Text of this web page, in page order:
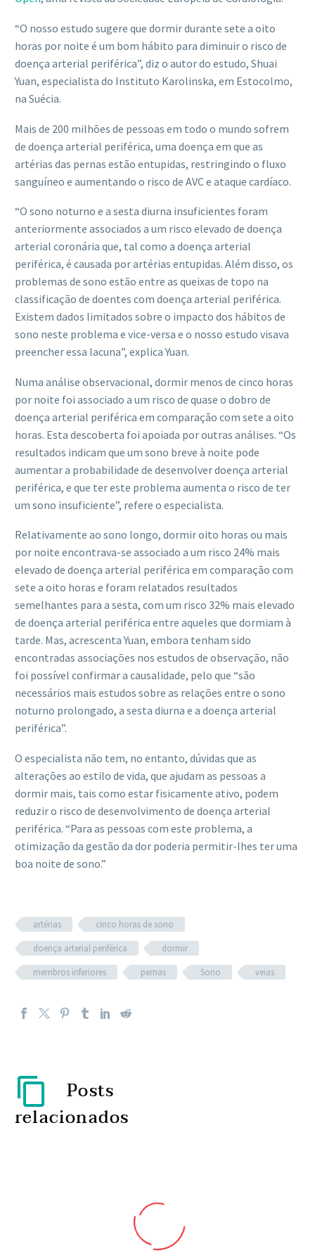
“O nosso estudo sugere que dormir durante sete a oito
horas por noite é um bom hábito para diminuir o risco de
doença arterial periférica”, diz o autor do estudo, Shuai
Yuan, especialista do Instituto Karolinska, em Estocolmo,
na Suécia.
Mais de 200 milhões de pessoas em todo o mundo sofrem
de doença arterial periférica, uma doença em que as
artérias das pernas estão entupidas, restringindo o fluxo
sanguíneo e aumentando o risco de AVC e ataque cardíaco.
“O sono noturno e a sesta diurna insuficientes foram
anteriormente associados a um risco elevado de doença
arterial coronária que, tal como a doença arterial
periférica, é causada por artérias entupidas. Além disso, os
problemas de sono estão entre as queixas de topo na
classificação de doentes com doença arterial periférica.
Existem dados limitados sobre o impacto dos hábitos de
sono neste problema e vice-versa e o nosso estudo visava
preencher essa lacuna”, explica Yuan.
Numa análise observacional, dormir menos de cinco horas
por noite foi associado a um risco de quase o dobro de
doença arterial periférica em comparação com sete a oito
horas. Esta descoberta foi apoiada por outras análises. “Os
resultados indicam que um sono breve à noite pode
aumentar a probabilidade de desenvolver doença arterial
periférica, e que ter este problema aumenta o risco de ter
um sono insuficiente”, refere o especialista.
Relativamente ao sono longo, dormir oito horas ou mais
por noite encontrava-se associado a um risco 24% mais
elevado de doença arterial periférica em comparação com
sete a oito horas e foram relatados resultados
semelhantes para a sesta, com um risco 32% mais elevado
de doença arterial periférica entre aqueles que dormiam à
tarde. Mas, acrescenta Yuan, embora tenham sido
encontradas associações nos estudos de observação, não
foi possível confirmar a causalidade, pelo que “são
necessários mais estudos sobre as relações entre o sono
noturno prolongado, a sesta diurna e a doença arterial
periférica”.
O especialista não tem, no entanto, dúvidas que as
alterações ao estilo de vida, que ajudam as pessoas a
dormir mais, tais como estar fisicamente ativo, podem
reduzir o risco de desenvolvimento de doença arterial
periférica. “Para as pessoas com este problema, a
otimização da gestão da dor poderia permitir-lhes ter uma
boa noite de sono.”
artérias
cinco horas de sono
doença arterial periférica
dormir
membros inferiores
pernas Sono veias
Posts
relacionados